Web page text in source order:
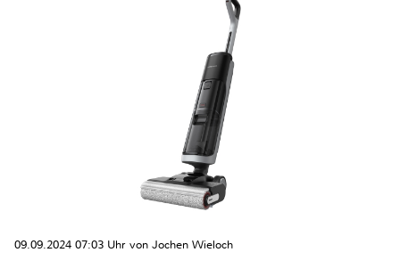
09.09.2024 07:03 Uhr von Jochen Wieloch